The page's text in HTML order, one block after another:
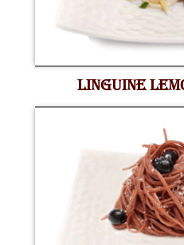
LINGUINE